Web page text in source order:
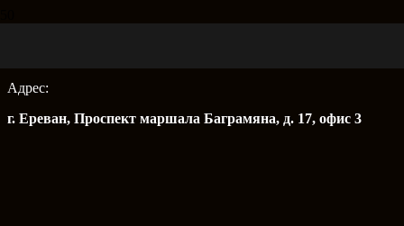
Адрес:
г. Ереван, Проспект маршала Баграмяна, д. 17, офис 3